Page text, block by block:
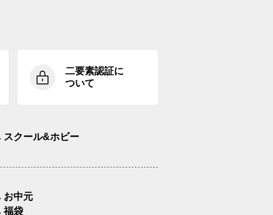
二要素認証に
ついて
スクール&ホビー
お中元
福袋